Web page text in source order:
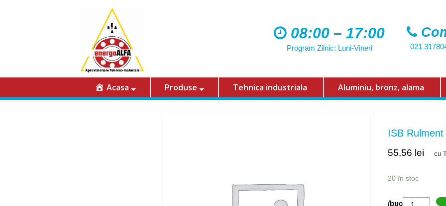
08:00 – 17:00
Program Zilnic: Luni-Vineri 021
Acasa Produse Tehnica industriala Aluminiu, bronz, alama
ISB
55,56 lei cu
20 în stoc
Cantitate
/buc